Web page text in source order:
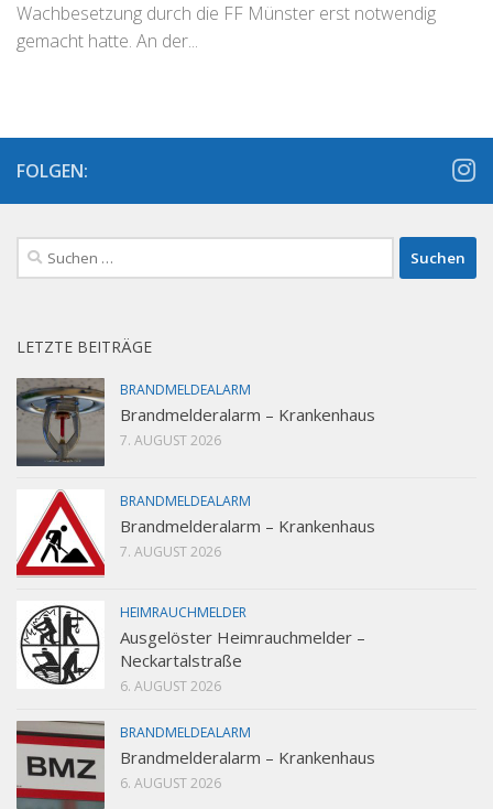
Wachbesetzung durch die FF Münster erst notwendig
gemacht hatte. An der...
FOLGEN:
Suchen
nach:
LETZTE BEITRÄGE
BRANDMELDEALARM
Brandmelderalarm – Krankenhaus
7. AUGUST 2026
BRANDMELDEALARM
Brandmelderalarm – Krankenhaus
7. AUGUST 2026
HEIMRAUCHMELDER
Ausgelöster Heimrauchmelder –
Neckartalstraße
6. AUGUST 2026
BRANDMELDEALARM
Brandmelderalarm – Krankenhaus
6. AUGUST 2026